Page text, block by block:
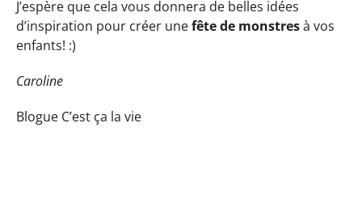
J’espère que cela vous donnera de belles idées
d’inspiration pour créer unefête de monstresà vos
enfants! :)
Caroline
Blogue C’est ça la vie